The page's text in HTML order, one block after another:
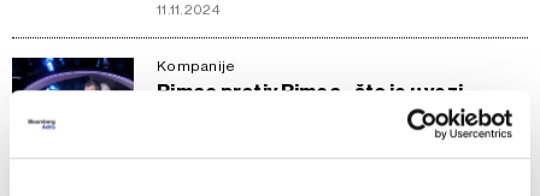
11.11.2024
Kompanije
Rimac protiv Rimca - što je u vezi
robotaksija obećano, a što